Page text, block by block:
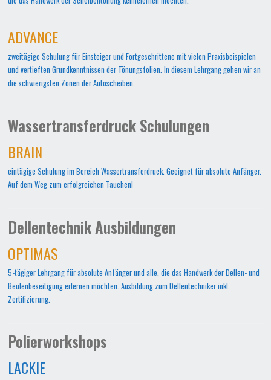
ADVANCE
zweitägige Schulung für Einsteiger und Fortgeschrittene mit vielen Praxisbeispielen
und vertieften Grundkenntnissen der Tönungsfolien. In diesem Lehrgang gehen wir an
die schwierigsten Zonen der Autoscheiben.
Wassertransferdruck Schulungen
BRAIN
eintägige Schulung im Bereich Wassertransferdruck. Geeignet für absolute Anfänger.
Auf dem Weg zum erfolgreichen Tauchen!
Dellentechnik Ausbildungen
OPTIMAS
5-tägiger Lehrgang für absolute Anfänger und alle, die das Handwerk der Dellen- und
Beulenbeseitigung erlernen möchten. Ausbildung zum Dellentechniker inkl.
Zertifizierung.
Polierworkshops
LACKIE